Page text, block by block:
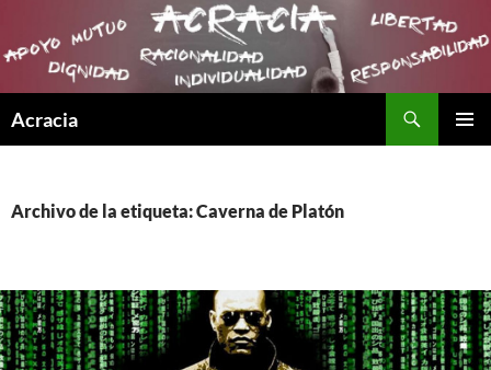
Acracia
Archivo de la etiqueta: Caverna de Platón